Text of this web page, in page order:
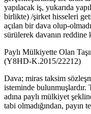
yapılacak iş, yukarıda
birlikte) /şirket hisseleri
açılan bir dava olup-
sürülerek davanın
Paylı Mülkiyette Olan
(Y8HD-K.2015/22212)
Dava; miras taksim
isteminde bulunmuşlardır.
adına paylı mülkiyet
tabi olmadığından, payın